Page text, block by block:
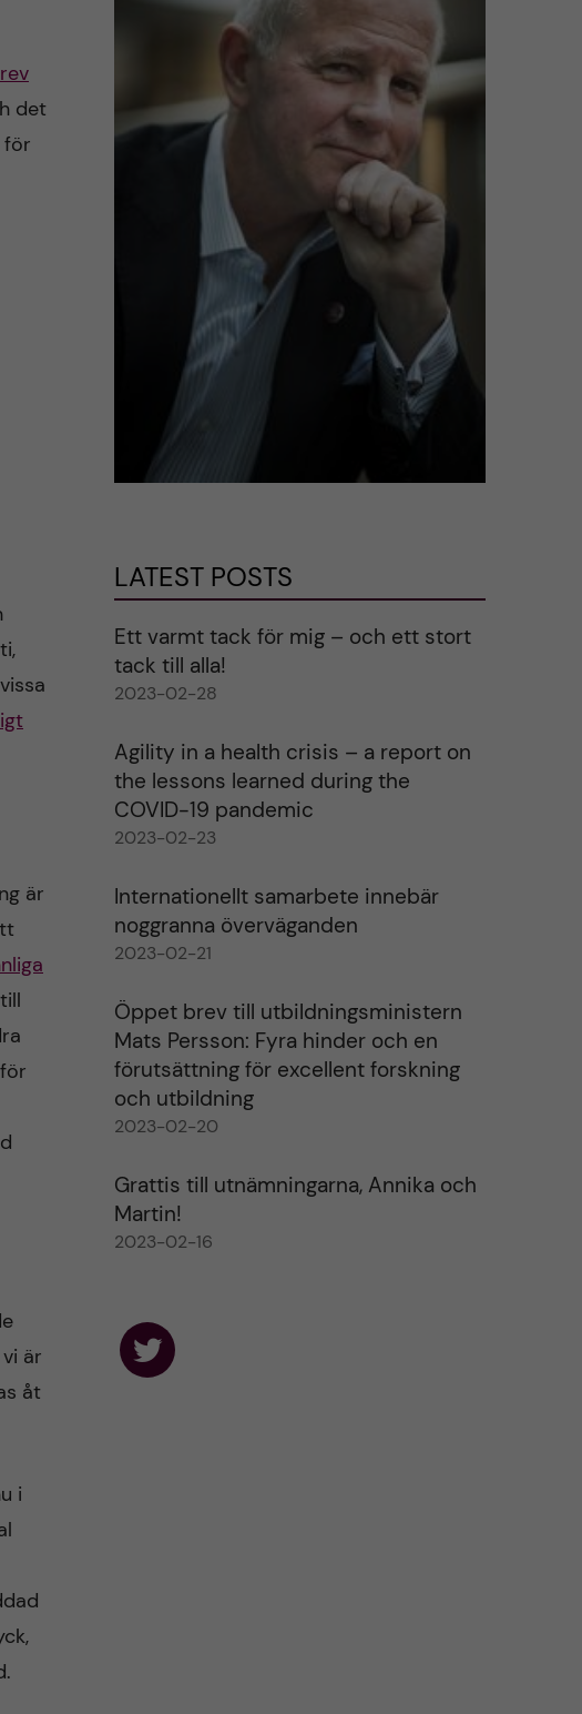
det
för
är
är
åt
i
LATEST POSTS
Ett varmt tack för mig – och ett stort
tack till alla!
2023-02-28
Agility in a health crisis – a report on
the lessons learned during the
COVID-19 pandemic
2023-02-23
Internationellt samarbete innebär
noggranna överväganden
2023-02-21
Öppet brev till utbildningsministern
Mats Persson: Fyra hinder och en
förutsättning för excellent forskning
och utbildning
2023-02-20
Grattis till utnämningarna, Annika och
Martin!
2023-02-16
F